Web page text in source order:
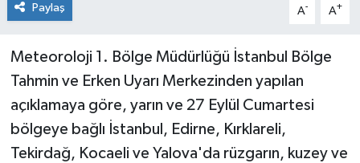
Paylaş A- A+
Meteoroloji 1. Bölge Müdürlüğü İstanbul Bölge
Tahmin ve Erken Uyarı Merkezinden yapılan
açıklamaya göre, yarın ve 27 Eylül Cumartesi
bölgeye bağlı İstanbul, Edirne, Kırklareli,
Tekirdağ, Kocaeli ve Yalova'da rüzgarın, kuzey ve